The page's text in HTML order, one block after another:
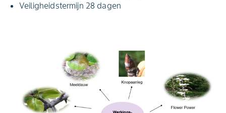
Veiligheidstermijn 28 dagen